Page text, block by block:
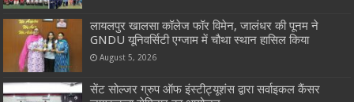
लायलपुर खालसा कॉलेज फॉर विमेन, जालंधर की पूनम ने
GNDU यूनिवर्सिटी एग्जाम में चौथा स्थान हासिल किया
August 5, 2026
सेंट सोल्जर ग्रुप ऑफ इंस्टीट्यूशंस द्वारा सर्वाइकल कैंसर